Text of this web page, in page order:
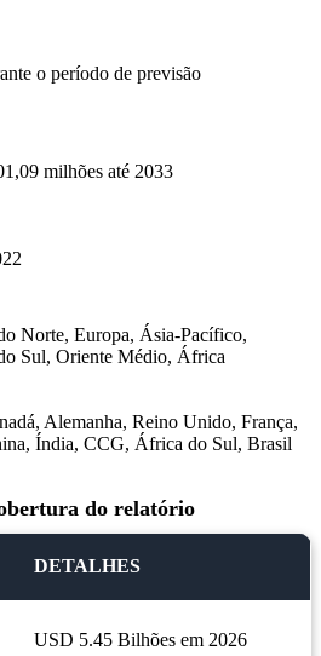
o período de previsão
milhões até 2033
Norte, Europa, Ásia-Pacífico,
Sul, Oriente Médio, África
Alemanha, Reino Unido, França,
Índia, CCG, África do Sul, Brasil
do relatório
DETALHES
USD 5.45 Bilhões em 2026